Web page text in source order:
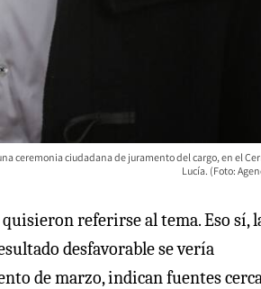
ceremonia ciudadana de juramento del cargo, en el
Lucía. (Foto:
referirse al tema. Eso sí,
desfavorable se vería
de marzo, indican fuentes